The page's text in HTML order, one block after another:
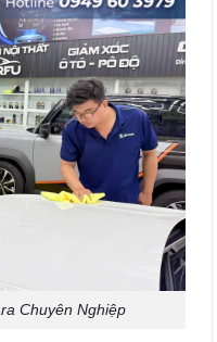
Chuyên Nghiệp